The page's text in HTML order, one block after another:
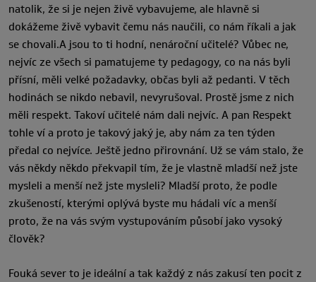
natolik, že si je nejen živě vybavujeme, ale hlavně si
dokážeme živě vybavit čemu nás naučili, co nám říkali a jak
se chovali.A jsou to ti hodní, nenároční učitelé? Vůbec ne,
nejvíc ze všech si pamatujeme ty pedagogy, co na nás byli
přísní, měli velké požadavky, občas byli až pedanti. V těch
hodinách se nikdo nebavil, nevyrušoval. Prostě jsme z nich
měli respekt. Takoví učitelé nám dali nejvíc. A pan Respekt
tohle ví a proto je takový jaký je, aby nám za ten týden
předal co nejvíce. Ještě jedno přirovnání. Už se vám stalo, že
vás někdy někdo překvapil tím, že je vlastně mladší než jste
mysleli a menší než jste mysleli? Mladší proto, že podle
zkušeností, kterými oplývá byste mu hádali víc a menší
proto, že na vás svým vystupováním působí jako vysoký
člověk?
Fouká sever to je ideální a tak každý z nás zakusí ten pocit z